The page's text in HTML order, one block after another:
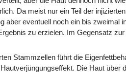
Da meist nur ein Teil der
aber eventuell noch ein bis zweimal
zu erzielen. Im Gegensatz
Stammzellen führt die
Die Haut über